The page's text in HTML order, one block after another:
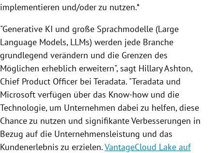
implementieren und/oder zu nutzen.*
"Generative KI und große Sprachmodelle (Large
Language Models, LLMs) werden jede Branche
grundlegend verändern und die Grenzen des
Möglichen erheblich erweitern", sagt Hillary Ashton,
Chief Product Officer bei Teradata. "Teradata und
Microsoft verfügen über das Know-how und die
Technologie, um Unternehmen dabei zu helfen, diese
Chance zu nutzen und signifikante Verbesserungen in
Bezug auf die Unternehmensleistung und das
Kundenerlebnis zu erzielen.VantageCloud Lake auf